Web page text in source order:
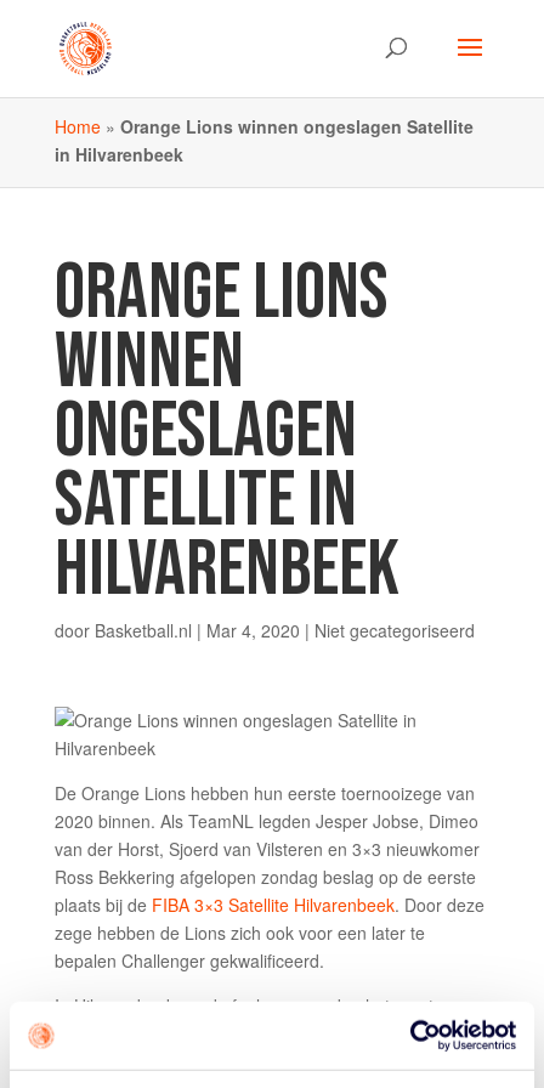
Home» Orange Lions winnen ongeslagen Satellite
in Hilvarenbeek
ORANGE LIONS
WINNEN
ONGESLAGEN
SATELLITE IN
HILVARENBEEK
door Basketball.nl | Mar 4, 2020 | Niet gecategoriseerd
De Orange Lions hebben hun eerste toernooizege van
2020 binnen. Als TeamNL legden Jesper Jobse, Dimeo
van der Horst, Sjoerd van Vilsteren en 3×3 nieuwkomer
Ross Bekkering afgelopen zondag beslag op de eerste
plaats bij de FIBA 3×3 Satellite Hilvarenbeek. Door deze
zege hebben de Lions zich ook voor een later te
bepalen Challenger gekwalificeerd.
In Hilvarenbeek vond afgelopen zondag het eerste
3x3NL Endorsed event plaats als onderdeel van de